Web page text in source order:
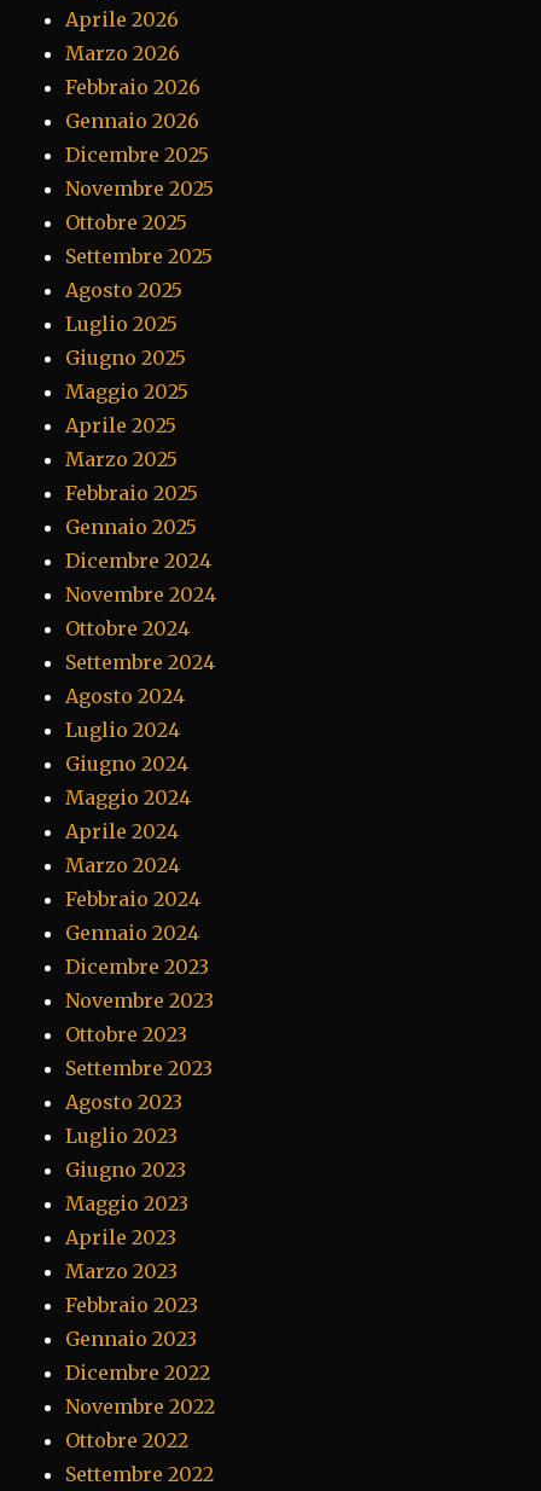
Aprile 2026
Marzo 2026
Febbraio 2026
Gennaio 2026
Dicembre 2025
Novembre 2025
Ottobre 2025
Settembre 2025
Agosto 2025
Luglio 2025
Giugno 2025
Maggio 2025
Aprile 2025
Marzo 2025
Febbraio 2025
Gennaio 2025
Dicembre 2024
Novembre 2024
Ottobre 2024
Settembre 2024
Agosto 2024
Luglio 2024
Giugno 2024
Maggio 2024
Aprile 2024
Marzo 2024
Febbraio 2024
Gennaio 2024
Dicembre 2023
Novembre 2023
Ottobre 2023
Settembre 2023
Agosto 2023
Luglio 2023
Giugno 2023
Maggio 2023
Aprile 2023
Marzo 2023
Febbraio 2023
Gennaio 2023
Dicembre 2022
Novembre 2022
Ottobre 2022
Settembre 2022